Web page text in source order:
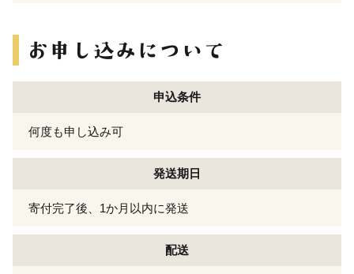
申込条件
何度も申し込み可
発送期日
寄付完了後、1か月以内に発送
配送